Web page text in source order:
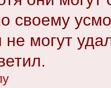
своему
не могут